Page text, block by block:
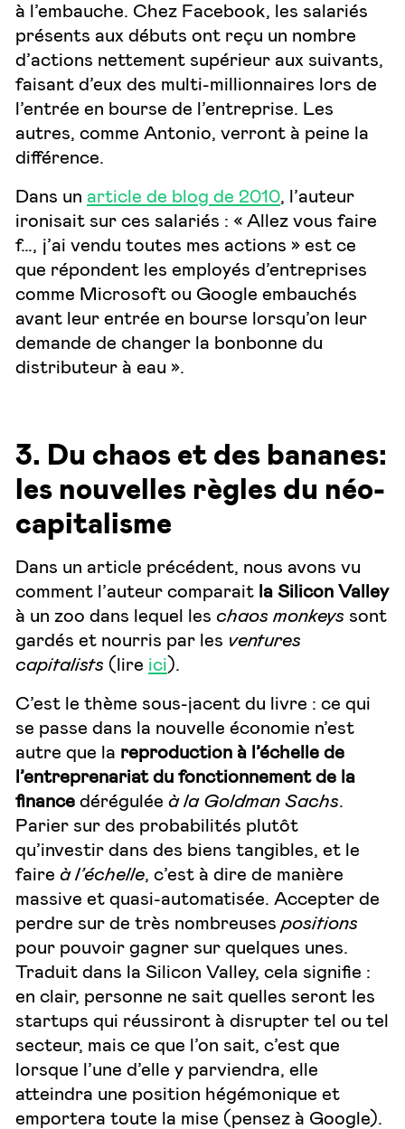
à l’embauche. Chez Facebook, les salariés
présents aux débuts ont reçu un nombre
d’actions nettement supérieur aux suivants,
faisant d’eux des multi-millionnaires lors de
l’entrée en bourse de l’entreprise. Les
autres, comme Antonio, verront à peine la
différence.
Dans un article de blog de 2010 , l’auteur
ironisait sur ces salariés : « Allez vous faire
f…, j’ai vendu toutes mes actions » est ce
que répondent les employés d’entreprises
comme Microsoft ou Google embauchés
avant leur entrée en bourse lorsqu’on leur
demande de changer la bonbonne du
distributeur à eau ».
3. Du chaos et des bananes:
les nouvelles règles du néo-
capitalisme
Dans un article précédent, nous avons vu
comment l’auteur comparait la Silicon Valley
à un zoo dans lequel les chaos monkeys sont
gardés et nourris par les ventures
capitalists (lire ici).
C’est le thème sous-jacent du livre : ce qui
se passe dans la nouvelle économie n’est
autre que la reproduction à l’échelle de
l’entreprenariat du fonctionnement de la
finance dérégulée à la Goldman Sachs
Parier sur des probabilités plutôt
qu’investir dans des biens tangibles, et le
faire à l’échelle , c’est à dire de manière
massive et quasi-automatisée. Accepter de
perdre sur de très nombreuses positions
pour pouvoir gagner sur quelques unes.
Traduit dans la Silicon Valley, cela signifie :
en clair, personne ne sait quelles seront les
startups qui réussiront à disrupter tel ou tel
secteur, mais ce que l’on sait, c’est que
lorsque l’une d’elle y parviendra, elle
atteindra une position hégémonique et
emportera toute la mise (pensez à Google).